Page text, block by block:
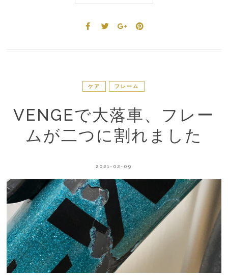
ケア フレーム
VENGEで大落車、フレー
ムが二つに割れました
2021-02-09